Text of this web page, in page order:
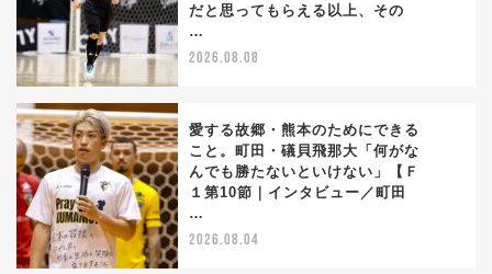
だと思ってもらえる以上、その
…
2026.08.08
愛する故郷・熊本のためにできる
こと。町田・礒貝飛那大「何がな
んでも勝たないといけない」【Ｆ
１第10節｜インタビュー／町田
…
2026.08.04